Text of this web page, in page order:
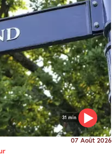
31 min
07 Août 2026